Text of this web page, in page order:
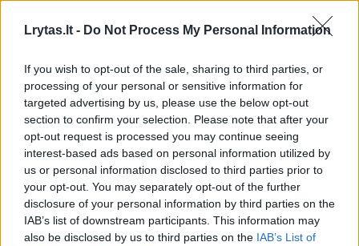
Lrytas.lt - Do Not Process My Personal Information
If you wish to opt-out of the sale, sharing to third parties, or
processing of your personal or sensitive information for
targeted advertising by us, please use the below opt-out
section to confirm your selection. Please note that after your
opt-out request is processed you may continue seeing
interest-based ads based on personal information utilized by
us or personal information disclosed to third parties prior to
your opt-out. You may separately opt-out of the further
disclosure of your personal information by third parties on the
IAB’s list of downstream participants. This information may
also be disclosed by us to third parties on the IAB’s List of
laisves forumas vyks spalio 27 d. „Litexpo“ parodų
Lietuvoje organizuojamas renginys, kurio tikslas yra
kelti Lietuvos gyventojų finansinio raštingumo lygį,
suteikiant naudingų žinių asmeninių finansų
valdymo, investavimotemomis tiems, kam tų žinių
trūksta.
Naujienas apie investavimą,nekilnojamą turtą,
vertybinius popierius, alternatyvias
investicijas,vaikų finansinį raštingumą–
rubrikojeVerslas.